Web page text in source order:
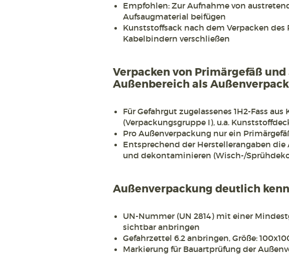
Empfohlen: Zur Aufnahme von
Aufsaugmaterial beifügen
Kunststoffsack nach dem Verpacken
Kabelbindern verschließen
Verpacken von Primärgefäß
Außenbereich als
Für Gefahrgut zugelassenes 1H2-Fass
(Verpackungsgruppe I), u.a.
Pro Außenverpackung nur ein
Entsprechend der Herstellerangaben
und dekontaminieren (Wisch-/
Außenverpackung deutlich
UN-Nummer (UN 2814) mit einer
sichtbar anbringen
Gefahrzettel 6.2 anbringen, Größe:
Markierung für Bauartprüfung der